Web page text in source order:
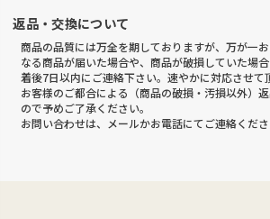
返品・交換について
商品の品質には万全を期しておりますが、万が一
なる商品が届いた場合や、商品が破損していた場
着後7日以内にご連絡下さい。速やかに対応させて
お客様のご都合による（商品の破損・汚損以外）
ので予めご了承ください。
お問い合わせは、メールかお電話にてご連絡くださ